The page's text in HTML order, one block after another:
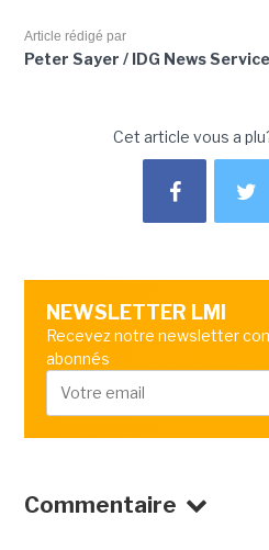
Article rédigé par
Peter Sayer / IDG News
Cet article vous a
NEWSLETTER LMI
Recevez notre newsletter
abonnés
Commentaire